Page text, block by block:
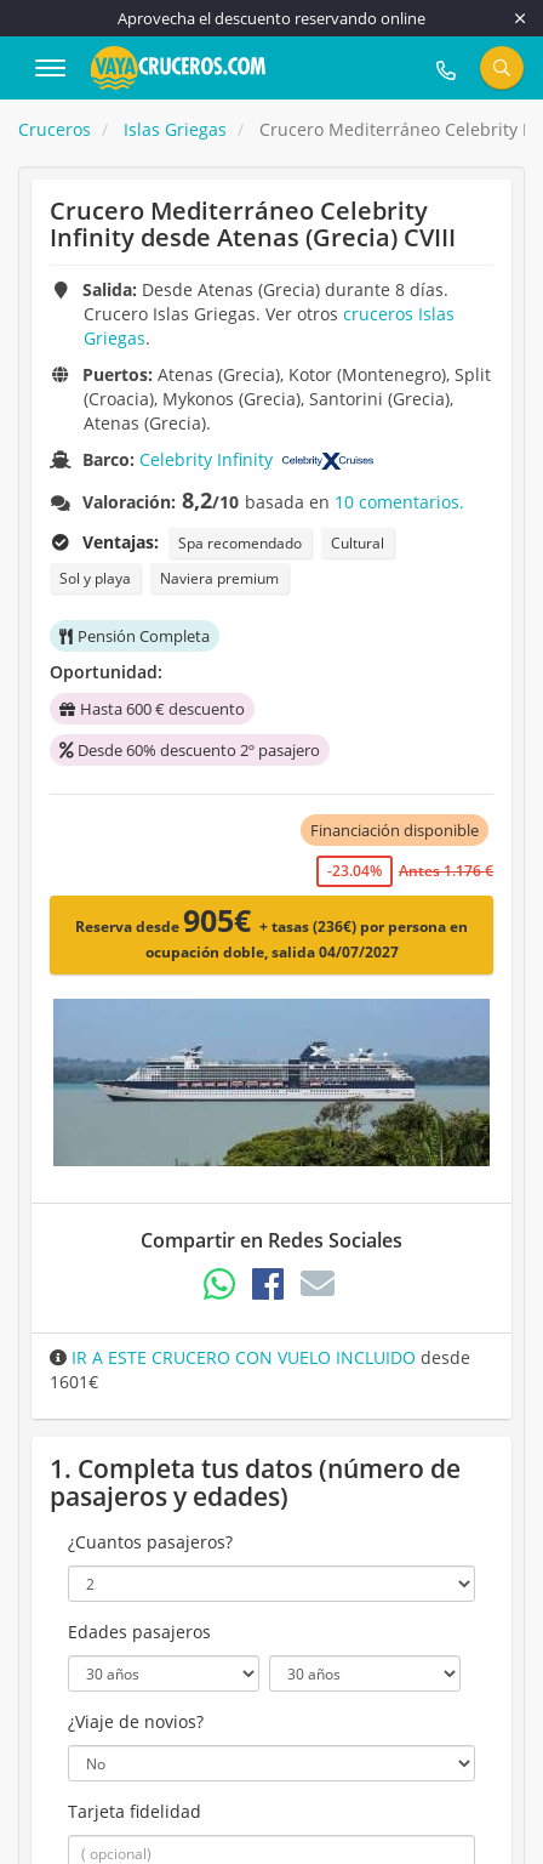
Aprovecha el descuento reservando online
917 815 555
Cruceros Islas Griegas Crucero Mediterráneo Celebrity
Crucero Mediterráneo Celebrity
Infinity desde Atenas (Grecia) CVIII
Salida: Desde Atenas (Grecia) durante 8 días.
Crucero Islas Griegas. Ver otros cruceros Islas
Griegas.
Puertos: Atenas (Grecia), Kotor (Montenegro), Split
(Croacia), Mykonos (Grecia), Santorini (Grecia),
Atenas (Grecia).
Barco:Celebrity Infinity
Valoración: 8,2/10 basada en 10 comentarios.
Ventajas:
Spa recomendado
Cultural
Sol y playa
Naviera premium
Pensión Completa
Oportunidad:
Hasta 600 € descuento
Desde 60% descuento 2º pasajero
Financiación disponible
-23.04% Antes 1.176 €
Reserva desde905€ + tasas (236€) por persona en
ocupación doble, salida 04/07/2027
Compartir en Redes Sociales
IR A ESTE CRUCERO CON VUELO INCLUIDO desde
1601€
1. Completa tus datos (número de
pasajeros y edades)
¿Cuantos pasajeros?
Edades pasajeros
¿Viaje de novios?
Tarjeta fidelidad